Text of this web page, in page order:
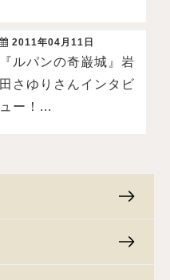
2011年04月11日
『ルパンの奇巌城』岩
田さゆりさんインタビ
ュー！...